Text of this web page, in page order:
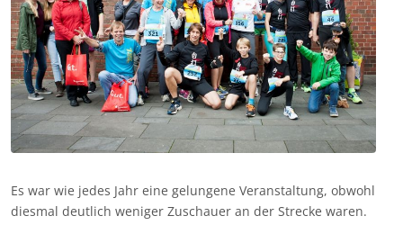
Es war wie jedes Jahr eine gelungene Veranstaltung, obwohl
diesmal deutlich weniger Zuschauer an der Strecke waren.